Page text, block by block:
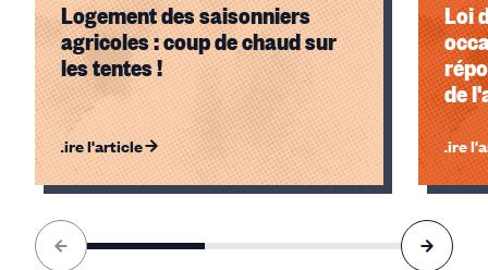
Logement des saisonniers
agricoles : coup de chaud sur
les tentes !
Lire l'article
Loi
de
Lire